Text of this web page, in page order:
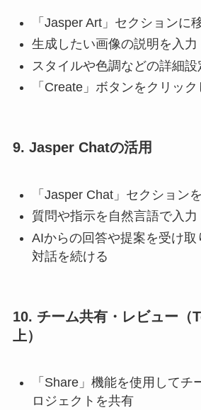
「Jasper Art」セクションに
生成したい画像の説明を入力
スタイルや色調などの詳細設
「Create」ボタンをクリッ
9. Jasper Chatの活用
「Jasper Chat」セクション
質問や指示を自然言語で入力
AIからの回答や提案を受け取
対話を続ける
10. チーム共有・レビュー（
上）
「Share」機能を使用してチ
ロジェクトを共有